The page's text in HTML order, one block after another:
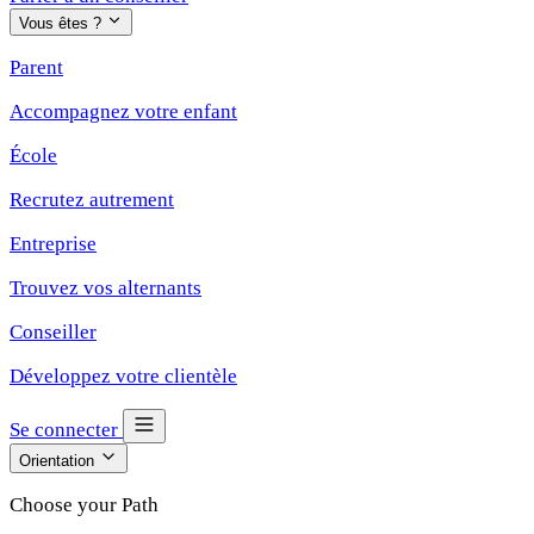
Vous êtes ?
Parent
Accompagnez votre enfant
École
Recrutez autrement
Entreprise
Trouvez vos alternants
Conseiller
Développez votre clientèle
Se connecter
Orientation
Choose your Path